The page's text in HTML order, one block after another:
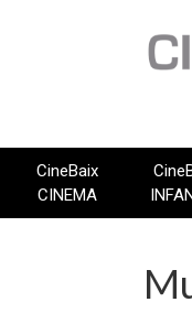
CineBaix
CINEMA